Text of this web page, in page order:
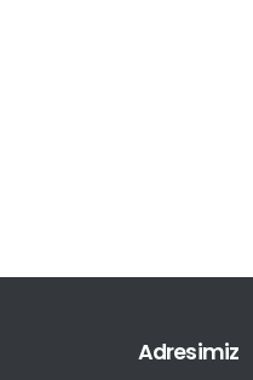
Adresimiz